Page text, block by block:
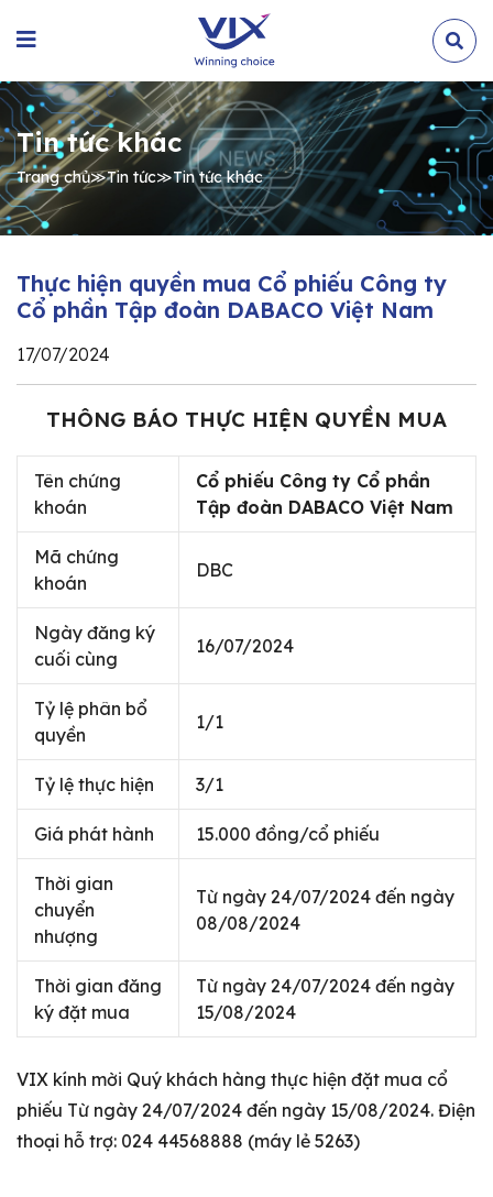
Tin tức khác
Trang chủ≫Tin tức≫Tin tức khác
Thực hiện quyền mua Cổ phiếu Công ty
Cổ phần Tập đoàn DABACO Việt Nam
17/07/2024
THÔNG BÁO THỰC HIỆN QUYỀN MUA
Tên chứng
khoán
Cổ phiếu Công ty Cổ phần
Tập đoàn DABACO Việt Nam
Mã chứng
khoán
DBC
Ngày đăng ký
cuối cùng
16/07/2024
Tỷ lệ phân bổ
quyền
1/1
Tỷ lệ thực hiện 3/1
Giá phát hành 15.000 đồng/cổ phiếu
Thời gian
chuyển
nhượng
Từ ngày 24/07/2024 đến ngày
08/08/2024
Thời gian đăng
ký đặt mua
Từ ngày 24/07/2024 đến ngày
15/08/2024
VIX kính mời Quý khách hàng thực hiện đặt mua cổ
phiếu Từ ngày 24/07/2024 đến ngày 15/08/2024. Điện
thoại hỗ trợ: 024 44568888 (máy lẻ 5263)